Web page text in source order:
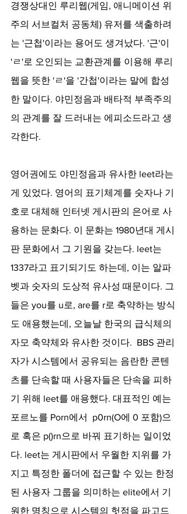
경쟁상대인 루리웹(게임, 애니메이션 위
주의 서브컬처 공동체) 유저를 색출하려
는 '근첩'이라는 용어도 생겨났다. '근'이
'ㄹ'로 오인되는 교환관계를 이용해 루리
웹을 뜻한 'ㄹ'을 '간첩'이라는 말에 합성
한 말이다. 야민정음과 배타적 부족주의
의 관계를 잘 드러내는 에피소드라고 생
각한다.
영어권에도 야민정음과 유사한 leet라는
게 있었다. 영어의 표기체계를 숫자나 기
호로 대체해 인터넷 게시판의 은어로 사
용하는 문화다. 이 문화는 1980년대 게시
판 문화에서 그 기원을 갖는다. leet는
1337라고 표기되기도 하는데, 이는 알파
벳과 숫자의 도상적 유사성 때문이다. 그
들은 you를 u로, are를 r로 축약하는 방식
도 애용했는데, 오늘날 한국의 급식체의
자모 축약체와 유사한 것이다.  BBS 관리
자가 시스템에서 공유되는 음란한 콘텐
츠를 단속할 때 사용자들은 단속을 피하
기 위해 leet를 애용했다. 대표적인 예는
포르노를 Porn에서  p0rn(O에 0 포함)으
로 혹은 p()rn으로 바꿔 표기하는 일이었
다. leet는 게시판에서 우월한 지위를 가
지고 특정한 폴더에 접근할 수 있는 한정
된 사용자 그룹을 의미하는 elite에서 기
원한 명칭으로 시스템의 헛점을 파고드